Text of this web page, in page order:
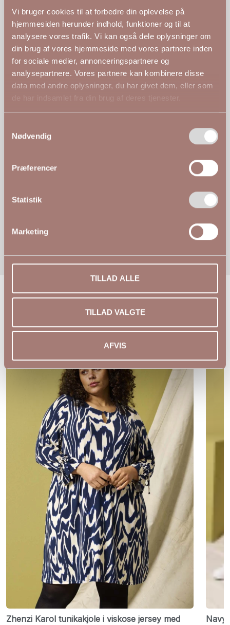
Vi bruger cookies til at forbedre din oplevelse på
hjemmesiden herunder indhold, funktioner og til at
analysere vores trafik. Vi kan også dele oplysninger om
din brug af vores hjemmeside med vores partnere inden
for sociale medier, annonceringspartnere og
analysepartnere. Vores partnere kan kombinere disse
data med andre oplysninger, du har givet dem, eller som
de har indsamlet fra din brug af deres tjenester.
Nødvendig
Præferencer
Statistik
Marketing
TILLAD ALLE
TILLAD VALGTE
AFVIS
D. 24. feb. 2026 ✓
★★★★★
Jane siger...
Anne-Lise siger...
Andre kiggede på
Zhenzi Karol tunikakjole i viskose jersey med
Navy